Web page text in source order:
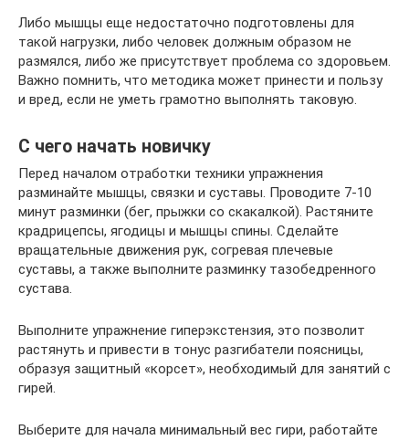
Либо мышцы еще недостаточно подготовлены для
такой нагрузки, либо человек должным образом не
размялся, либо же присутствует проблема со здоровьем.
Важно помнить, что методика может принести и пользу
и вред, если не уметь грамотно выполнять таковую.
С чего начать новичку
Перед началом отработки техники упражнения
разминайте мышцы, связки и суставы. Проводите 7-10
минут разминки (бег, прыжки со скакалкой). Растяните
крадрицепсы, ягодицы и мышцы спины. Сделайте
вращательные движения рук, согревая плечевые
суставы, а также выполните разминку тазобедренного
сустава.
Выполните упражнение гиперэкстензия, это позволит
растянуть и привести в тонус разгибатели поясницы,
образуя защитный «корсет», необходимый для занятий с
гирей.
Выберите для начала минимальный вес гири, работайте